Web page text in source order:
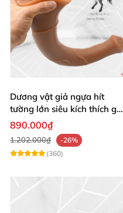
Dương vật giả ngựa hít
tường lớn siêu kích thích gai
nổi
890.000₫
1.202.000₫
-26%
(360)